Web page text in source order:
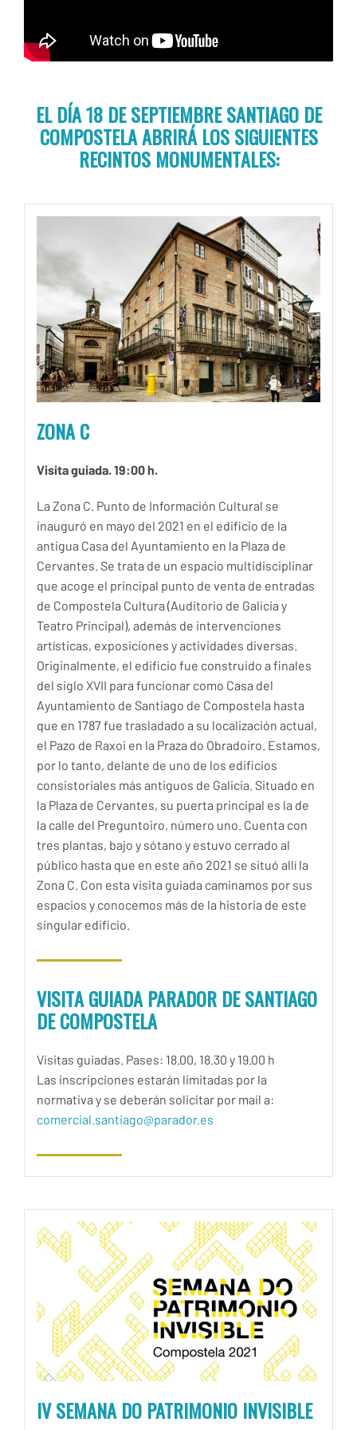
EL DÍA 18 DE SEPTIEMBRE SANTIAGO DE
COMPOSTELA ABRIRÁ LOS SIGUIENTES
RECINTOS MONUMENTALES:
ZONA C
Visita guiada. 19:00 h.
La Zona C. Punto de Información Cultural se
inauguró en mayo del 2021 en el edificio de la
antigua Casa del Ayuntamiento en la Plaza de
Cervantes. Se trata de un espacio multidisciplinar
que acoge el principal punto de venta de entradas
de Compostela Cultura (Auditorio de Galicia y
Teatro Principal), además de intervenciones
artísticas, exposiciones y actividades diversas.
Originalmente, el edificio fue construido a finales
del siglo XVII para funcionar como Casa del
Ayuntamiento de Santiago de Compostela hasta
que en 1787 fue trasladado a su localización actual,
el Pazo de Raxoi en la Praza do Obradoiro. Estamos,
por lo tanto, delante de uno de los edificios
consistoriales más antiguos de Galicia. Situado en
la Plaza de Cervantes, su puerta principal es la de
la calle del Preguntoiro, número uno. Cuenta con
tres plantas, bajo y sótano y estuvo cerrado al
público hasta que en este año 2021 se situó allí la
Zona C. Con esta visita guiada caminamos por sus
espacios y conocemos más de la historia de este
singular edificio.
VISITA GUIADA PARADOR DE SANTIAGO
DE COMPOSTELA
Visitas guiadas. Pases: 18.00, 18.30 y 19.00 h
Las inscripciones estarán limitadas por la
normativa y se deberán solicitar por mail a:
comercial.santiago@parador.es
IV SEMANA DO PATRIMONIO INVISIBLE